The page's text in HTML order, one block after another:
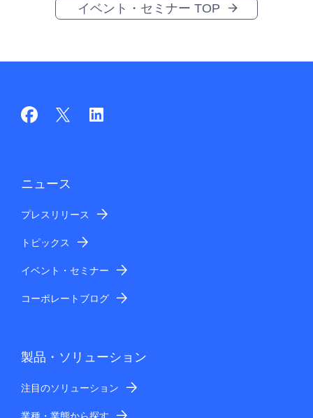
イベント・セミナー TOP
ニュース
プレスリリース
トピックス
イベント・セミナー
コーポレートブログ
製品・ソリューション
注目のソリューション
業種・業態から探す